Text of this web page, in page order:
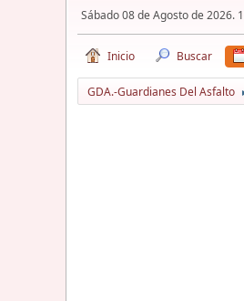
Sábado 08 de Agosto de 2026.
Inicio Buscar
GDA.-Guardianes Del Asfalto